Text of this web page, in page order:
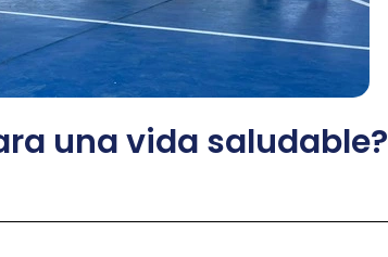
una vida saludable?